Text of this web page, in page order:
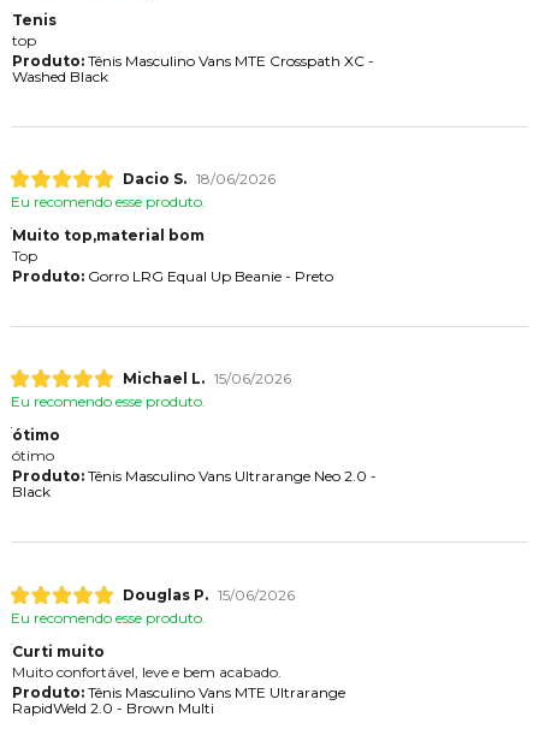
Tenis
top
Produto:Tênis Masculino Vans MTE Crosspath XC -
Washed Black
Dacio S. 18/06/2026
Eu recomendo esse produto.
Muito top,material bom
Top
Produto:Gorro LRG Equal Up Beanie - Preto
Michael L. 15/06/2026
Eu recomendo esse produto.
ótimo
ótimo
Produto:Tênis Masculino Vans Ultrarange Neo 2.0 -
Black
Douglas P. 15/06/2026
Eu recomendo esse produto.
Curti muito
Muito confortável, leve e bem acabado.
Produto:Tênis Masculino Vans MTE Ultrarange
RapidWeld 2.0 - Brown Multi